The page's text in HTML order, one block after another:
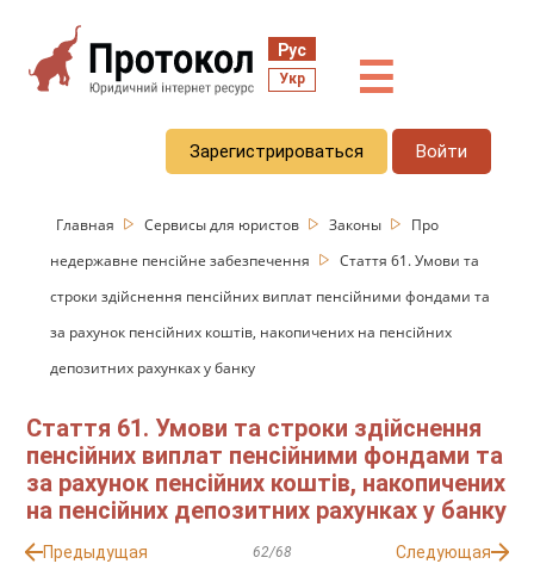
Рус
Укр ☰
Зарегистрироваться Войти
Главная Сервисы для юристов Законы
Про
недержавне пенсійне забезпечення
Стаття 61. Умови та
строки здійснення пенсійних виплат пенсійними фондами та
за рахунок пенсійних коштів, накопичених на пенсійних
депозитних рахунках у банку
Стаття 61. Умови та строки здійснення
пенсійних виплат пенсійними фондами та
за рахунок пенсійних коштів, накопичених
на пенсійних депозитних рахунках у банку
Предыдущая 62/68 Следующая